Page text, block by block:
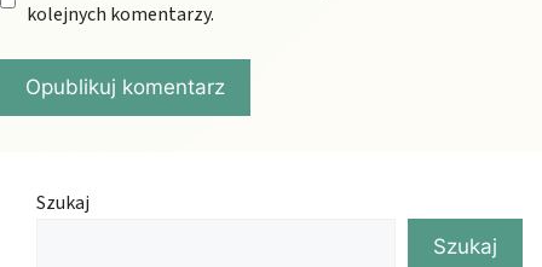
kolejnych komentarzy.
Szukaj
Szukaj